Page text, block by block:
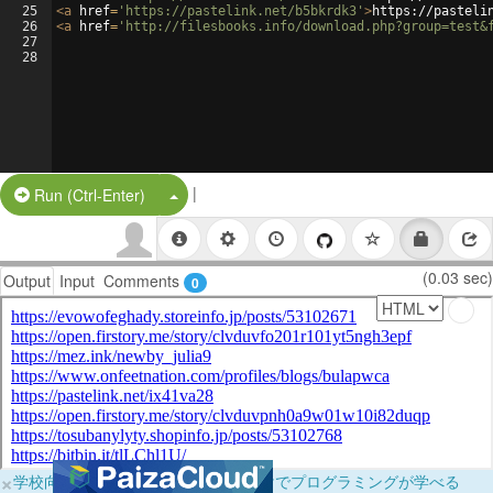
25
26
27
28
<a href= 'https://pastelink.net/b5bkrdk3' >https://
<a href= 'http://filesbooks.info/
Run (Ctrl-Enter) Split Button!
|
Output Input Comments 0 (0.03 sec)
×学校向けに無料提供中！ブラウザだけでプログラミングが学べる